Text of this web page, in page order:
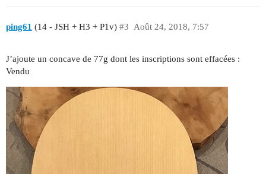
ping61 (14 - JSH + H3 + P1v) Août 24, 2018, 7:57
#3
J’ajoute un concave de 77g dont les inscriptions sont effacées :
Vendu